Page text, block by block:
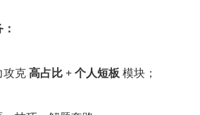
攻克高占比 + 个人短板 模块；